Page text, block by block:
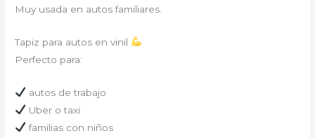
Muy usada en autos familiares.
Tapiz para autos en vinil
Perfecto para:
autos de trabajo
Uber o taxi
familias con niños